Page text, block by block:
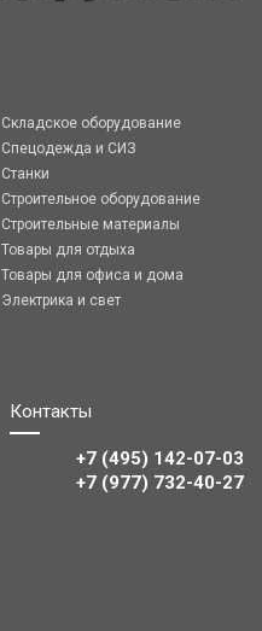
Складское оборудование
Спецодежда и СИЗ
Станки
Строительное оборудование
Строительные материалы
Товары для отдыха
Товары для офиса и дома
Электрика и свет
Контакты
+7 (495) 142-07-03
‎‎+7 (977) 732-40-27